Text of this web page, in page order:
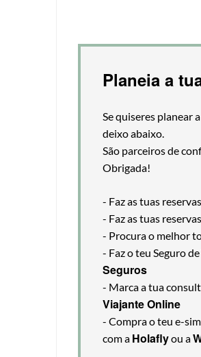
Planeia a
Se quiseres planear
deixo abaixo.
São parceiros de
Obrigada!
- Faz as tuas
- Faz as tuas
- Procura o melhor
- Faz o teu Seguro
Seguros
- Marca a tua
Viajante Online
- Compra o teu e-
com a Holaflyou a